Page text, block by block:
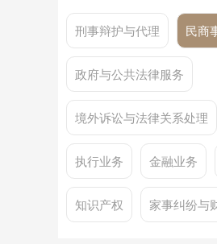
刑事辩护与代理 民商
政府与公共法律服务
境外诉讼与法律关系处理
执行业务 金融业务
知识产权 家事纠纷与